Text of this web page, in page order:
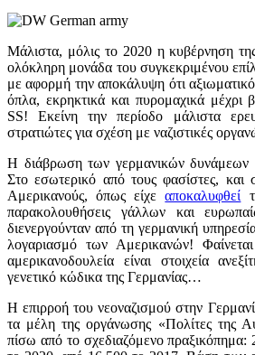
Μάλιστα, μόλις το 2020 η κυβέρνηση
ολόκληρη μονάδα του συγκεκριμένου
με αφορμή την αποκάλυψη ότι
όπλα, εκρηκτικά και πυρομαχικά μέχρι
SS! Εκείνη την περίοδο μάλιστα
στρατιώτες για σχέση με ναζιστικές
Η διάβρωση των γερμανικών δυνάμεων
Στο εσωτερικό από τους φασίστες, και
Αμερικανούς, όπως είχεαποκαλυφθεί
παρακολουθήσεις γάλλων και
διενεργούνταν από τη γερμανική
λογαριασμό των Αμερικανών!
αμερικανοδουλεία είναι στοιχεία
γενετικό κώδικα της Γερμανίας…
Η επιρροή του νεοναζισμού στην
τα μέλη της οργάνωσης «Πολίτες της
πίσω από το σχεδιαζόμενο